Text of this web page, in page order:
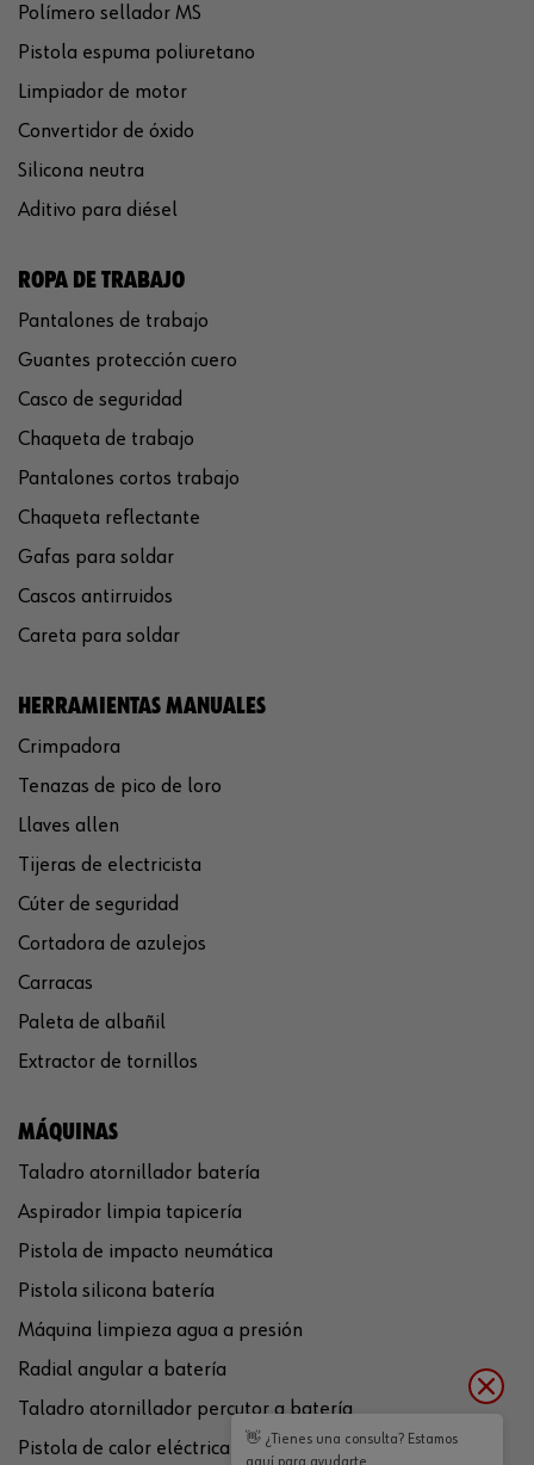
Polímero sellador MS
Pistola espuma poliuretano
Limpiador de motor
Convertidor de óxido
Silicona neutra
Aditivo para diésel
ROPA DE TRABAJO
Pantalones de trabajo
Guantes protección cuero
Casco de seguridad
Chaqueta de trabajo
Pantalones cortos trabajo
Chaqueta reflectante
Gafas para soldar
Cascos antirruidos
Careta para soldar
HERRAMIENTAS MANUALES
Crimpadora
Tenazas de pico de loro
Llaves allen
Tijeras de electricista
Cúter de seguridad
Cortadora de azulejos
Carracas
Paleta de albañil
Extractor de tornillos
MÁQUINAS
Taladro atornillador batería
Aspirador limpia tapicería
Pistola de impacto neumática
Pistola silicona batería
Máquina limpieza agua a presión
Radial angular a batería
Taladro atornillador percutor a batería
Pistola de calor eléctrica
👋 ¿Tienes una consulta? Estamos